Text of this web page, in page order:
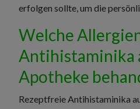
erfolgen sollte, um die
Welche
Antihistaminika
Apotheke
Rezeptfreie Antihistaminika